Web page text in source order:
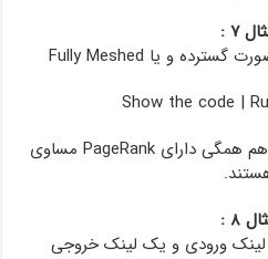
۷ :
Show the code |
به همون دلیل مثال ۶ ، اینجا هم همگی دارای PageRank مساوی
۸ :
لینک ورودی و یک لینک خروجی